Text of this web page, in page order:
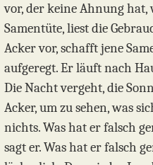
vor, der keine Ahnung hat,
Samentüte, liest die
Acker vor, schafft jene
aufgeregt. Er läuft nach
Die Nacht vergeht, die
Acker, um zu sehen, was
nichts. Was hat er falsch
sagt er. Was hat er falsch